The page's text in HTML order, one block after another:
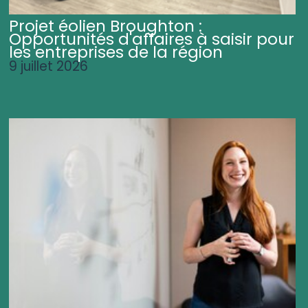
Projet éolien Broughton :
Opportunités d'affaires à saisir pour
les entreprises de la région
9 juillet 2026